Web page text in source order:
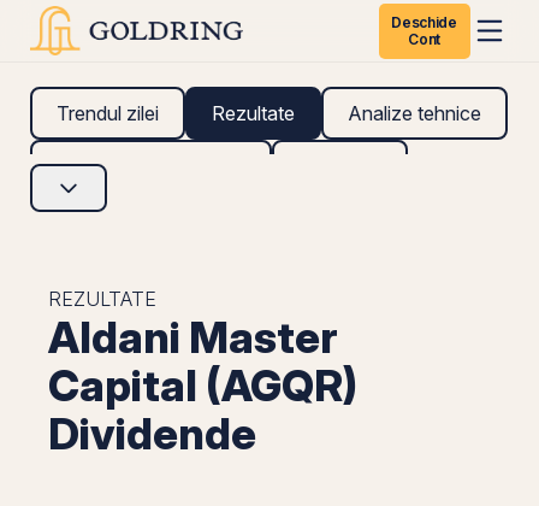
Deschide
Cont
Trendul zilei Rezultate Analize tehnice
Analize fundamentale
REZULTATE
Aldani Master
Capital (AGQR)
Dividende